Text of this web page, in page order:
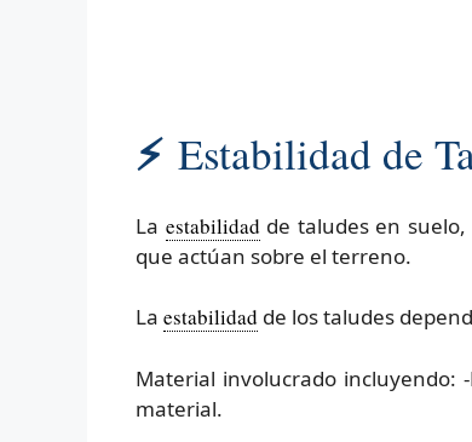
⚡ Estabilidad de
La estabilidad de taludes en
que actúan sobre el terreno.
La estabilidad de los taludes
Material involucrado incluyendo:
material.